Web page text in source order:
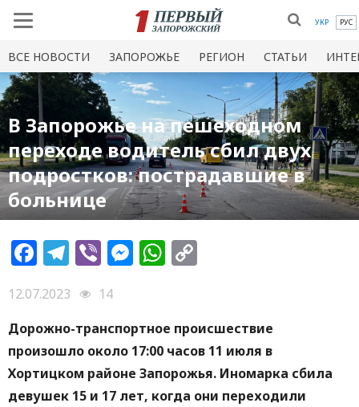
УКР РУС
ВСЕ НОВОСТИ ЗАПОРОЖЬЕ РЕГИОН СТАТЬИ
В Запорожье на пешеходном
переходе водитель сбил двух
подростков: пострадавшие в
больнице
Facebook
Telegram
ViberMessenger
WhatsApp
12.07.2023
14
Дорожно-транспортное происшествие
произошло около 17:00 часов 11 июля в
Хортицком районе Запорожья. Иномарка сбила
девушек 15 и 17 лет, когда они переходили